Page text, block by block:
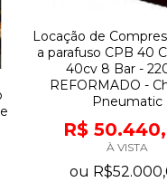
Locação de
a parafuso CPB 40
40cv 8 Bar -
REFORMADO -
Pneumatic
R$
À VISTA
ou